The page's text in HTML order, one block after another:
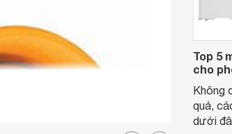
Top 5
cho
Không
quả,
dưới